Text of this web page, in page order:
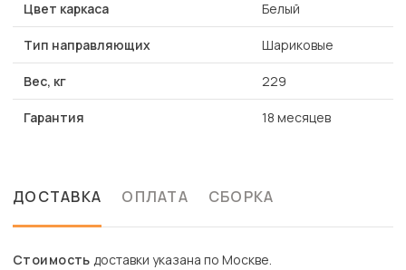
Цвет каркаса Белый
Тип направляющих Шариковые
Вес, кг 229
Гарантия 18 месяцев
ДОСТАВКА ОПЛАТА СБОРКА
Стоимость доставки указана по Москве.